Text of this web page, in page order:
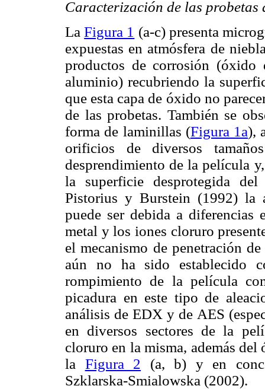
Caracterización de las probetas
LaFigura 1 (a-c) presenta
expuestas en atmósfera de
productos de corrosión
aluminio) recubriendo la
que esta capa de óxido no
de las probetas. También se
forma de laminillas (Figura 1a),
orificios de diversos
desprendimiento de la película
la superficie desprotegida
Pistorius y Burstein (1992) la
puede ser debida a
metal y los iones cloruro
el mecanismo de penetración
aún no ha sido establecido
rompimiento de la película
picadura en este tipo de
análisis de EDX y de AES
en diversos sectores de la
cloruro en la misma, además
la Figura 2 (a, b) y en
Szklarska-Smialowska (2002).